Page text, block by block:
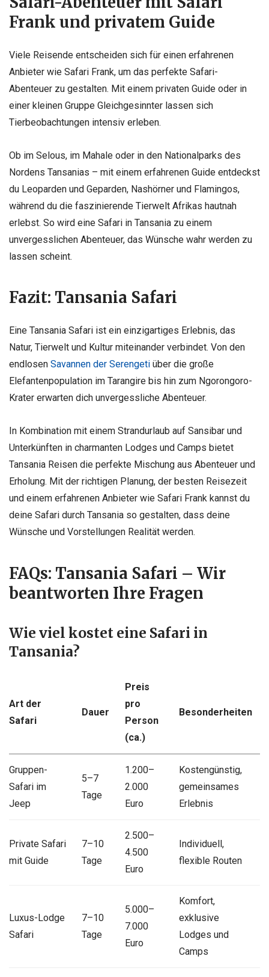
Frank und privatem Guide
Viele Reisende entscheiden sich für einen erfahrenen
Anbieter wie Safari Frank, um das perfekte Safari-
Abenteuer zu gestalten. Mit einem privaten Guide oder in
einer kleinen Gruppe Gleichgesinnter lassen sich
Tierbeobachtungen intensiv erleben.
Ob im Selous, im Mahale oder in den Nationalparks des
Nordens Tansanias – mit einem erfahrenen Guide entdeckst
du Leoparden und Geparden, Nashörner und Flamingos,
während du die faszinierende Tierwelt Afrikas hautnah
erlebst. So wird eine Safari in Tansania zu einem
unvergesslichen Abenteuer, das Wünsche wahr werden zu
lassen scheint.
Fazit: Tansania Safari
Eine Tansania Safari ist ein einzigartiges Erlebnis, das
Natur, Tierwelt und Kultur miteinander verbindet. Von den
endlosen Savannen der Serengeti über die große
Elefantenpopulation im Tarangire bis hin zum Ngorongoro-
Krater erwarten dich unvergessliche Abenteuer.
In Kombination mit einem Strandurlaub auf Sansibar und
Unterkünften in charmanten Lodges und Camps bietet
Tansania Reisen die perfekte Mischung aus Abenteuer und
Erholung. Mit der richtigen Planung, der besten Reisezeit
und einem erfahrenen Anbieter wie Safari Frank kannst du
deine Safari durch Tansania so gestalten, dass deine
Wünsche und Vorstellungen Realität werden.
FAQs: Tansania Safari – Wir
beantworten Ihre Fragen
Wie viel kostet eine Safari in
Tansania?
Art der
Safari
Dauer
Preis
pro
Person
(ca.)
Besonderheiten
Gruppen-
Safari im
Jeep
5–7
Tage
1.200–
2.000
Euro
Kostengünstig,
gemeinsames
Erlebnis
Private Safari
mit Guide
7–10
Tage
2.500–
4.500
Euro
Individuell,
flexible Routen
Luxus-Lodge
Safari
7–10
Tage
5.000–
7.000
Euro
Komfort,
exklusive
Lodges und
Camps